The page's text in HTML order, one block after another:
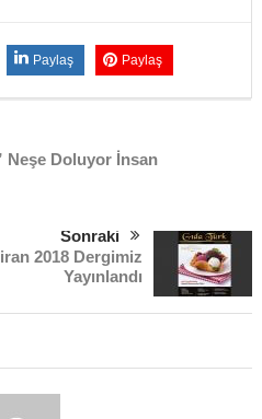
Paylaş Paylaş
Neşe Doluyor İnsan
Sonraki
2018 Dergimiz
Yayınlandı